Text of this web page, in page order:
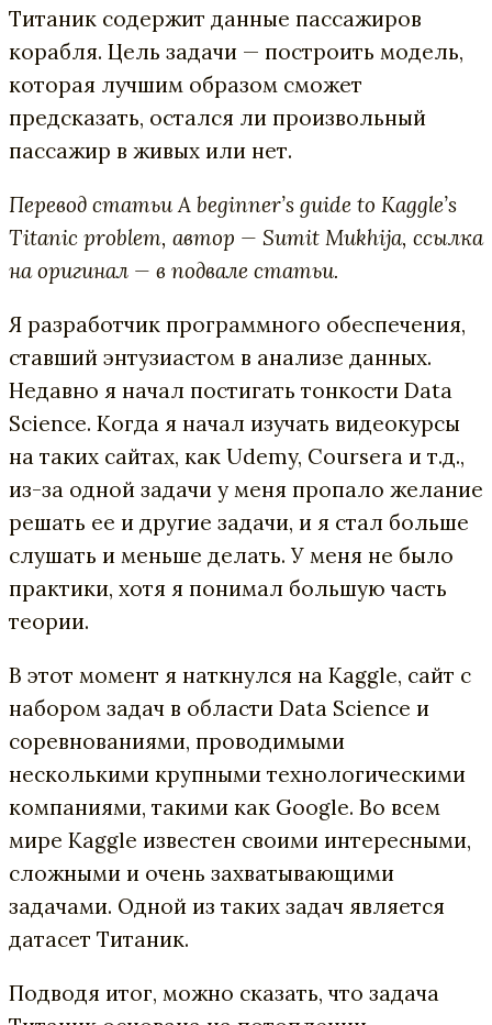
Титаник содержит данные пассажиров
корабля. Цель задачи — построить модель,
которая лучшим образом сможет
предсказать, остался ли произвольный
пассажир в живых или нет.
Перевод статьи A beginner’s guide to Kaggle’s
Titanic problem, автор — Sumit Mukhija, ссылка
на оригинал — в подвале статьи.
Я разработчик программного обеспечения,
ставший энтузиастом в анализе данных.
Недавно я начал постигать тонкости Data
Science. Когда я начал изучать видеокурсы
на таких сайтах, как Udemy, Coursera и т.д.,
из-за одной задачи у меня пропало желание
решать ее и другие задачи, и я стал больше
слушать и меньше делать. У меня не было
практики, хотя я понимал большую часть
теории.
В этот момент я наткнулся на Kaggle, сайт с
набором задач в области Data Science и
соревнованиями, проводимыми
несколькими крупными технологическими
компаниями, такими как Google. Во всем
мире Kaggle известен своими интересными,
сложными и очень захватывающими
задачами. Одной из таких задач является
датасет Титаник.
Подводя итог, можно сказать, что задача